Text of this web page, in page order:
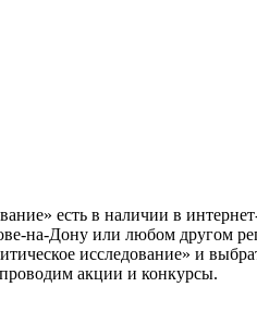
есть в наличии в
на-Дону или любом другом
исследование» и
акции и конкурсы.